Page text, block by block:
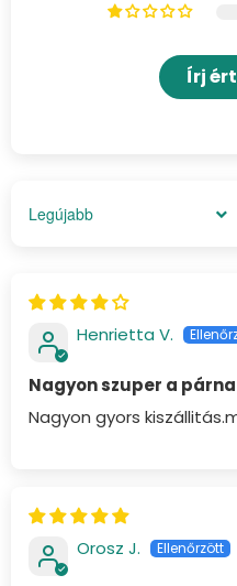
Írj
Sort by
Henrietta V.
Nagyon szuper a
Nagyon gyors
Orosz J.